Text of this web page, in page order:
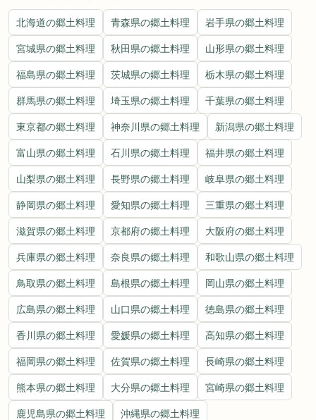
北海道の郷土料理 青森県の郷土料理 岩手県の郷土料理
宮城県の郷土料理 秋田県の郷土料理 山形県の郷土料理
福島県の郷土料理 茨城県の郷土料理 栃木県の郷土料理
群馬県の郷土料理 埼玉県の郷土料理 千葉県の郷土料理
東京都の郷土料理 神奈川県の郷土料理 新潟県の郷土料理
富山県の郷土料理 石川県の郷土料理 福井県の郷土料理
山梨県の郷土料理 長野県の郷土料理 岐阜県の郷土料理
静岡県の郷土料理 愛知県の郷土料理 三重県の郷土料理
滋賀県の郷土料理 京都府の郷土料理 大阪府の郷土料理
兵庫県の郷土料理 奈良県の郷土料理 和歌山県の郷土料理
鳥取県の郷土料理 島根県の郷土料理 岡山県の郷土料理
広島県の郷土料理 山口県の郷土料理 徳島県の郷土料理
香川県の郷土料理 愛媛県の郷土料理 高知県の郷土料理
福岡県の郷土料理 佐賀県の郷土料理 長崎県の郷土料理
熊本県の郷土料理 大分県の郷土料理 宮崎県の郷土料理
鹿児島県の郷土料理 沖縄県の郷土料理